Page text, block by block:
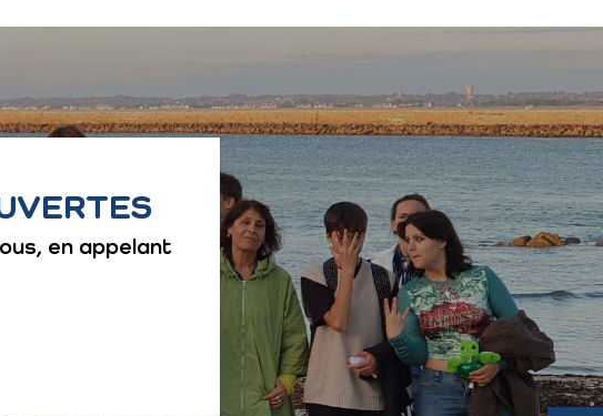
en appelant